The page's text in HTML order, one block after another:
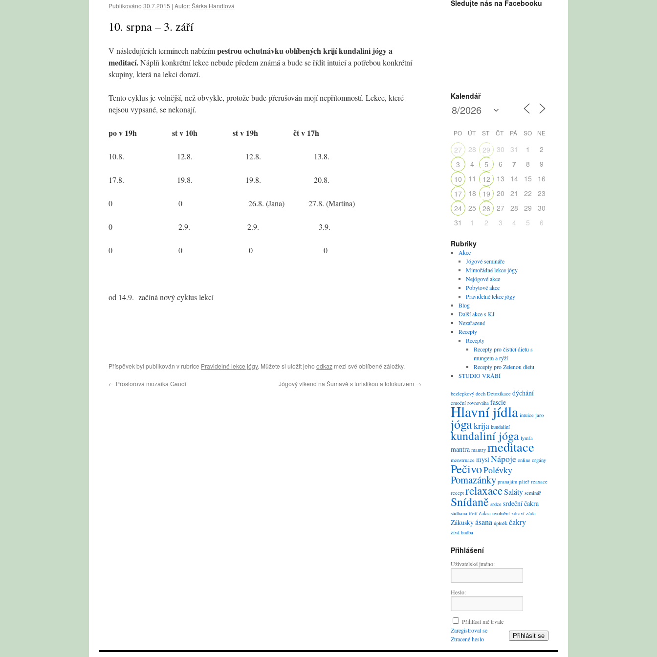
Publikováno 30.7.2015 | Autor:Šárka Handlová
10. srpna – 3. září
V následujících termínech nabízímpestrou ochutnávku oblíbených krijí kundalini jógy a
meditací.Náplň konkrétní lekce nebude předem známá a bude se řídit intuicí a potřebou konkrétní
skupiny, která na lekci dorazí.
Tento cyklus je volnější, než obvykle, protože bude přerušován mojí nepřítomností. Lekce, které
nejsou vypsané, se nekonají.
po v 19h st v 10h st v 19h čt v 17h
10.8. 12.8. 12.8. 13.8.
17.8. 19.8. 19.8. 20.8.
0 0 26.8. (Jana) 27.8. (Martina)
0 2.9. 2.9. 3.9.
0 0 0 0
od 14.9. začíná nový cyklus lekcí
Příspěvek byl publikován v rubrice Pravidelné lekce jógy. Můžete si uložit jeho odkaz mezi své oblíbené záložky.
← Prostorová mozaika Gaudí Jógový víkend na Šumavě s turistikou a fotokurzem →
Sledujte nás na Facebooku
Kalendář
PO ÚT ST ČT PÁ SO NE
27 28 29 30 31 1
2
3
4 5 6 7 8
9
10
11 12 13 14 15
16
17
18 19 20 21 22
23
24
25 26 27 28 29
30
31
1 2 3 4 5 6
Rubriky
Akce
Jógové semináře
Mimořádné lekce jógy
Nejógové akce
Pobytové akce
Pravidelné lekce jógy
Blog
Další akce s KJ
Nezařazené
Recepty
Recepty
Recepty pro čistící dietu s
mungem a rýží
Recepty pro Zelenou dietu
STUDIO VRÁBÍ
bezlepkový dech Detoxikace dýchání
emoční rovnováha fascie
Hlavní jídla intuice jaro
jógakrija kundaliní
kundaliní jóga lymfa
mantra mantry meditace
menstruace myslNápoje online orgány
PečivoPolévky
Pomazánky pranajám páteř reaxace
recept relaxaceSaláty seminář
Snídaně srdce srdeční čakra
sádhana třetí čakra uvolnění zdraví záda
Zákuskyásana úplněk čakry
živá hudba
Přihlášení
Uživatelské jméno:
Heslo:
Přihlásit mě trvale
Přihlásit se
Zaregistrovat se
Ztracené heslo